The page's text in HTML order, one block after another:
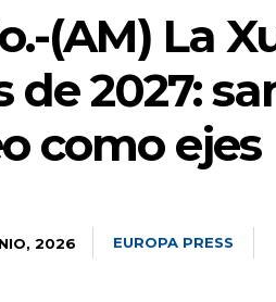
(AM) La
de 2027:
como ejes
2026 EUROPA PRESS